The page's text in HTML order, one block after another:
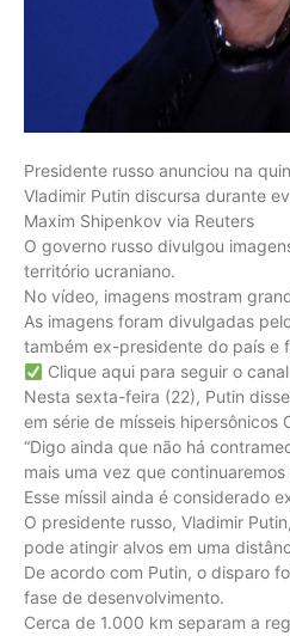
Presidente russo anunciou na
Vladimir Putin discursa durante
Maxim Shipenkov via Reuters
O governo russo divulgou
território ucraniano.
No vídeo, imagens mostram
As imagens foram divulgadas
também ex-presidente do país e
Clique aqui para seguir o
Nesta sexta-feira (22), Putin
em série de mísseis
“Digo ainda que não há
mais uma vez que
Esse míssil ainda é considerado
O presidente russo, Vladimir
pode atingir alvos em uma
De acordo com Putin, o disparo
fase de desenvolvimento.
Cerca de 1.000 km separam a